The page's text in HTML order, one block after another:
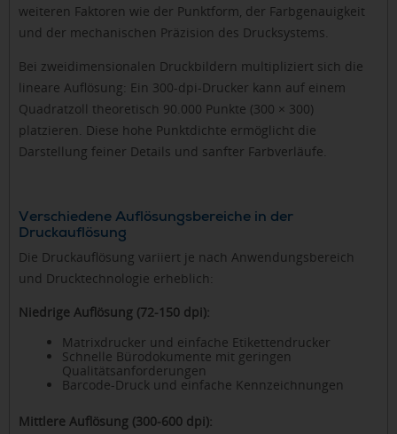
weiteren Faktoren wie der Punktform, der Farbgenauigkeit
und der mechanischen Präzision des Drucksystems.
Bei zweidimensionalen Druckbildern multipliziert sich die
lineare Auflösung: Ein 300-dpi-Drucker kann auf einem
Quadratzoll theoretisch 90.000 Punkte (300 × 300)
platzieren. Diese hohe Punktdichte ermöglicht die
Darstellung feiner Details und sanfter Farbverläufe.
Verschiedene Auflösungsbereiche in der
Druckauflösung
Die Druckauflösung variiert je nach Anwendungsbereich
und Drucktechnologie erheblich:
Niedrige Auflösung (72-150 dpi):
Matrixdrucker und einfache Etikettendrucker
Schnelle Bürodokumente mit geringen
Qualitätsanforderungen
Barcode-Druck und einfache Kennzeichnungen
Mittlere Auflösung (300-600 dpi):